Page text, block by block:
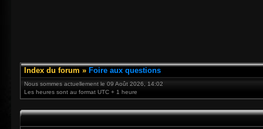
Index du forum » Foire aux questions
Nous sommes actuellement le 09 Août 2026, 14:02
Les heures sont au format UTC + 1 heure